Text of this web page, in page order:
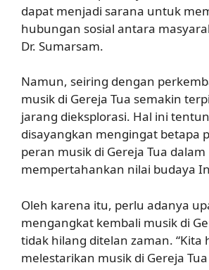
dapat menjadi sarana untuk
hubungan sosial antara
Dr. Sumarsam.
Namun, seiring dengan
musik di Gereja Tua semakin
jarang dieksplorasi. Hal ini
disayangkan mengingat betapa
peran musik di Gereja Tua dalam
mempertahankan nilai budaya
Oleh karena itu, perlu adanya
mengangkat kembali musik di
tidak hilang ditelan zaman. “Kita
melestarikan musik di Gereja